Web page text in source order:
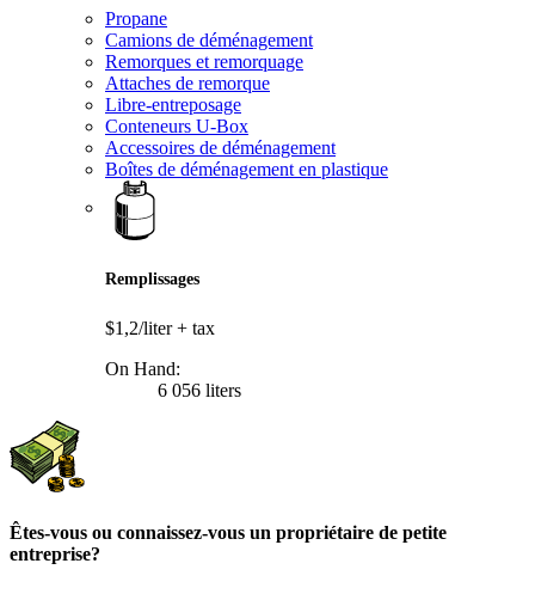
Propane
Camions de déménagement
Remorques et remorquage
Attaches de remorque
Libre-entreposage
Conteneurs U-Box
Accessoires de déménagement
Boîtes de déménagement en plastique
Remplissages
$1,2/liter+ tax
On Hand:
6 056 liters
Êtes-vous ou connaissez-vous un propriétaire de petite
entreprise?